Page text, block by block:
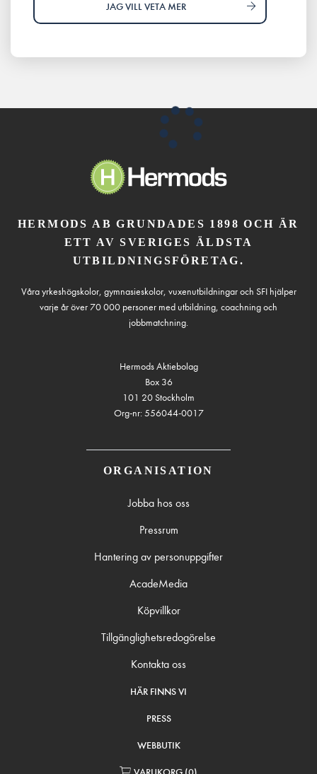
JAG VILL VETA MER
HERMODS AB GRUNDADES 1898 OCH ÄR
ETT AV SVERIGES ÄLDSTA
UTBILDNINGSFÖRETAG.
Våra yrkeshögskolor, gymnasieskolor, vuxenutbildningar och SFI hjälper
varje år över 70 000 personer med utbildning, coachning och
jobbmatchning.
Hermods Aktiebolag
Box 36
101 20 Stockholm
Org-nr: 556044-0017
ORGANISATION
Jobba hos oss
Pressrum
Hantering av personuppgifter
AcadeMedia
Köpvillkor
Tillgänglighetsredogörelse
Kontakta oss
HÄR FINNS VI
PRESS
WEBBUTIK